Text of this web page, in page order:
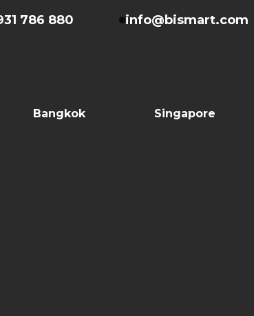
786 880 info@bismart.com
Bangkok Singapore